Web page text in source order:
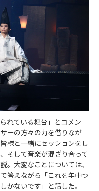
れている舞台」とコメン
ーの方々の力を借りなが
様と一緒にセッションをし
そして音楽が混ざり合って
。大変なことについては、
答えながら「これを年中つ
かないです」と話した。